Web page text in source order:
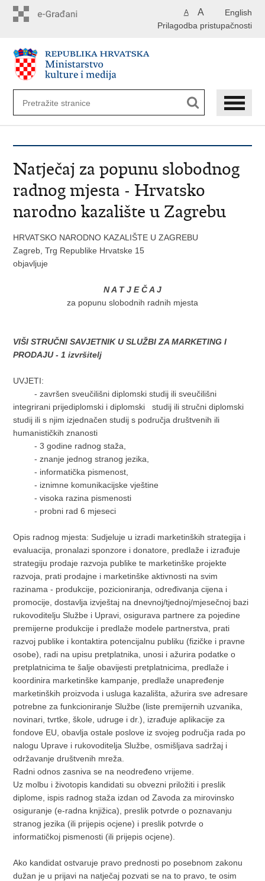
English
A A
Prilagodba pristupačnosti
Natječaj za popunu slobodnog
radnog mjesta - Hrvatsko
narodno kazalište u Zagrebu
HRVATSKO NARODNO KAZALIŠTE U ZAGREBU
Zagreb, Trg Republike Hrvatske 15
objavljuje
N A T J E Č A J
za popunu slobodnih radnih mjesta
VIŠI STRUČNI SAVJETNIK U SLUŽBI ZA MARKETING I
PRODAJU - 1 izvršitelj
UVJETI:
- završen sveučilišni diplomski studij ili sveučilišni
integrirani prijediplomski i diplomski studij ili stručni diplomski
studij ili s njim izjednačen studij s područja društvenih ili
humanističkih znanosti
- 3 godine radnog staža,
- znanje jednog stranog jezika,
- informatička pismenost,
- iznimne komunikacijske vještine
- visoka razina pismenosti
- probni rad 6 mjeseci
Opis radnog mjesta: Sudjeluje u izradi marketinških strategija i
evaluacija, pronalazi sponzore i donatore, predlaže i izrađuje
strategiju prodaje razvoja publike te marketinške projekte
razvoja, prati prodajne i marketinške aktivnosti na svim
razinama - produkcije, pozicioniranja, određivanja cijena i
promocije, dostavlja izvještaj na dnevnoj/tjednoj/mjesečnoj bazi
rukovoditelju Službe i Upravi, osigurava partnere za pojedine
premijerne produkcije i predlaže modele partnerstva, prati
razvoj publike i kontaktira potencijalnu publiku (fizičke i pravne
osobe), radi na upisu pretplatnika, unosi i ažurira podatke o
pretplatnicima te šalje obavijesti pretplatnicima, predlaže i
koordinira marketinške kampanje, predlaže unapređenje
marketinških proizvoda i usluga kazališta, ažurira sve adresare
potrebne za funkcioniranje Službe (liste premijernih uzvanika,
novinari, tvrtke, škole, udruge i dr.), izrađuje aplikacije za
fondove EU, obavlja ostale poslove iz svojeg područja rada po
nalogu Uprave i rukovoditelja Službe, osmišljava sadržaj i
održavanje društvenih mreža.
Radni odnos zasniva se na neodređeno vrijeme.
Uz molbu i životopis kandidati su obvezni priložiti i preslik
diplome, ispis radnog staža izdan od Zavoda za mirovinsko
osiguranje (e-radna knjižica), preslik potvrde o poznavanju
stranog jezika (ili prijepis ocjene) i preslik potvrde o
informatičkoj pismenosti (ili prijepis ocjene).
Ako kandidat ostvaruje pravo prednosti po posebnom zakonu
dužan je u prijavi na natječaj pozvati se na to pravo, te osim